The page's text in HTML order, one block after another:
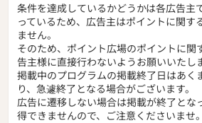
条件を達成しているかどうかは各広告主
っているため、広告主はポイントに関す
ません。
そのため、ポイント広場のポイントに関
告主様に直接行わないようお願いいたし
掲載中のプログラムの掲載終了日はあく
り、急遽終了となる場合がございます。
広告に遷移しない場合は掲載が終了とな
得できませんので、ご注意くださいませ。